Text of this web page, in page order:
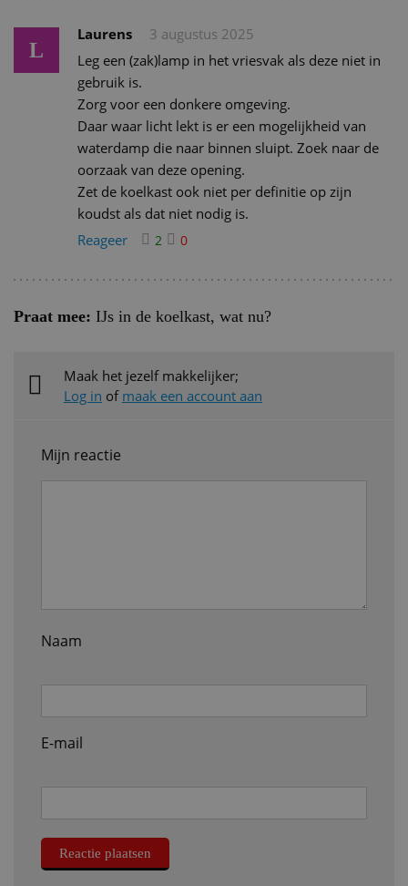
L
Laurens
3 augustus 2025
Leg een (zak)lamp in het vriesvak als deze niet in
gebruik is.
Zorg voor een donkere omgeving.
Daar waar licht lekt is er een mogelijkheid van
waterdamp die naar binnen sluipt. Zoek naar de
oorzaak van deze opening.
Zet de koelkast ook niet per definitie op zijn
koudst als dat niet nodig is.
Reageer
2 0
Praat mee: IJs in de koelkast, wat nu?
Maak het jezelf makkelijker;
Log in of maak een account aan
Mijn reactie
Naam
E-mail